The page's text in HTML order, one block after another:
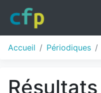
Accueil Périodiques